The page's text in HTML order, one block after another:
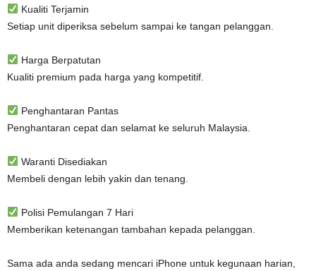
Kualiti Terjamin
Setiap unit diperiksa sebelum sampai ke tangan pelanggan.
Harga Berpatutan
Kualiti premium pada harga yang kompetitif.
Penghantaran Pantas
Penghantaran cepat dan selamat ke seluruh Malaysia.
Waranti Disediakan
Membeli dengan lebih yakin dan tenang.
Polisi Pemulangan 7 Hari
Memberikan ketenangan tambahan kepada pelanggan.
Sama ada anda sedang mencari iPhone untuk kegunaan harian,